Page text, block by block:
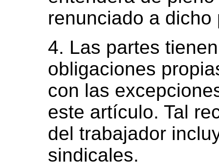
renunciado a dicho
4. Las partes
obligaciones
con las
este artículo. Tal
del trabajador
sindicales.